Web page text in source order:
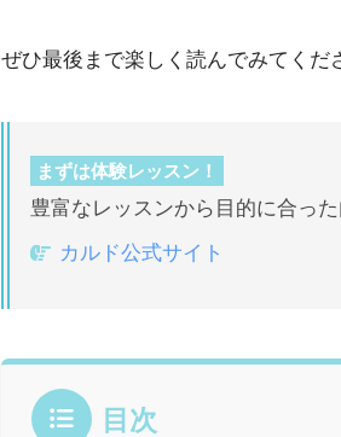
ぜひ最後まで楽しく読んでみてくだ
まずは体験レッスン！
豊富なレッスンから目的に合っ
カルド公式サイト
目次